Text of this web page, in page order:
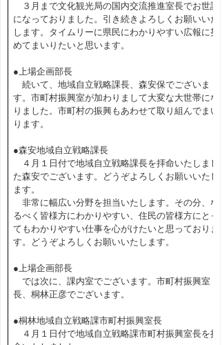
３月まで文化観光局の国内交流推進室長でお世話
になっておりました。引き続きよろしくお願いいた
します。タイムリーに県民にわかりやすい広報に努
めてまいりたいと思います。
●上場企画部長
続いて、地域自立戦略課長、森安保でございま
す。市町村振興室が加わりまして大変な大世帯にな
りました。市町村の振興もあわせて取り組んでまい
ります。
●森安地域自立戦略課長
４月１日付で地域自立戦略課長を拝命いたしまし
た森安でございます。どうぞよろしくお願いいたし
ます。
非常に幅広い分野を担当いたします。その分、な
るべく皆様方にわかりやすい、住民の皆様方にとっ
てもわかりやすい仕事を心がけたいと思っておりま
す。どうぞよろしくお願いいたします。
●上場企画部長
では次に、課内室でございます。市町村振興室
長、桐林正彦でございます。
●桐林地域自立戦略課市町村振興室長
４月１日付で地域自立戦略課市町村振興室長を拝